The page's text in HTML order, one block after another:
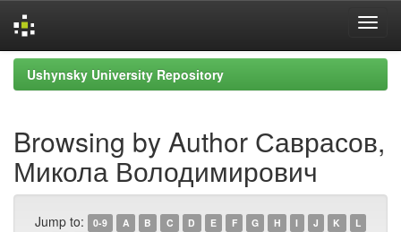
Skip
navigation
Ushynsky University Repository
Browsing by Author Саврасов,
Микола Володимирович
Jump to: 0-9 A B C D E F G H I J K
L